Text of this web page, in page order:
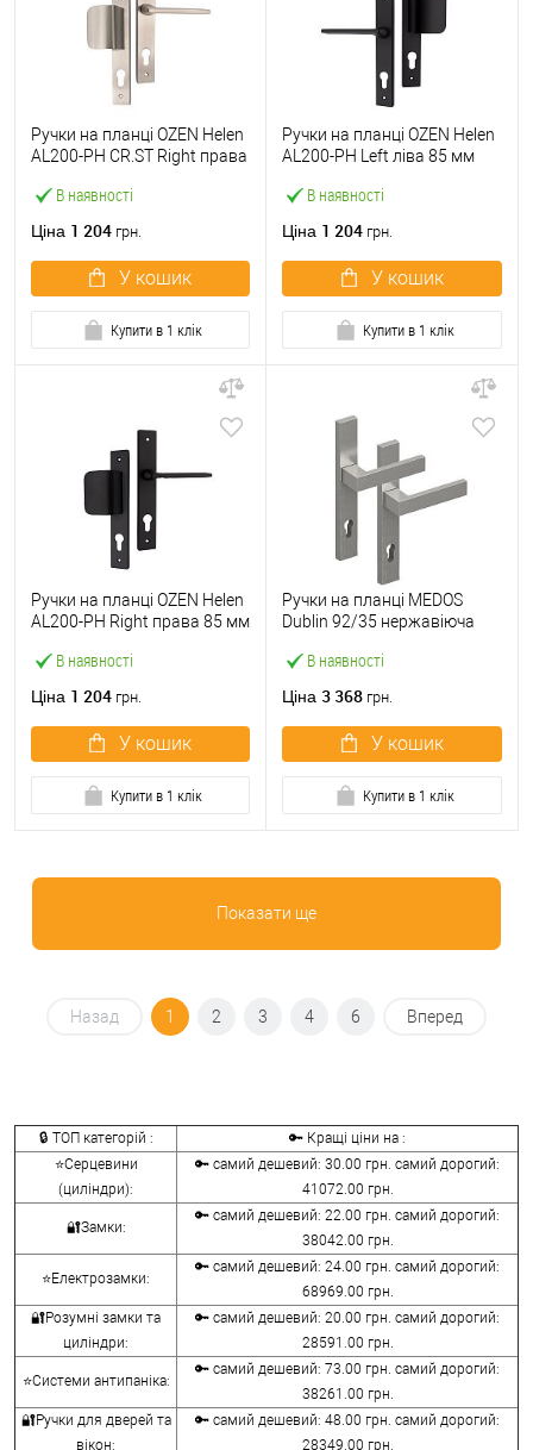
В наявності
Ручки на планці OZEN Helen
AL200-PH CR.ST Right права
сатин
Ціна 1 204 грн.
У кошик
Купити в 1 клік
В наявності
Ручки на планці OZEN Helen
AL200-PH Left ліва 85 мм
Ціна 1 204 грн.
У кошик
Купити в 1 клік
В наявності
Ручки на планці OZEN Helen
AL200-PH Right права 85 мм
Ціна 1 204 грн.
У кошик
Купити в 1 клік
В наявності
Ручки на планці MEDOS
Dublin 92/35 нержавіюча
Ціна 3 368 грн.
У кошик
Купити в 1 клік
Показати ще
Назад 1 2 3 4 6 Вперед
🔒 ТОП категорій :
🔑 Кращі ціни на :
⭐Серцевини
(циліндри):
🔑 самий дешевий: 30.00 грн. самий дорогий:
41072.00 грн.
🔐Замки:
🔑 самий дешевий: 22.00 грн. самий дорогий:
38042.00 грн.
⭐Електрозамки:
🔑 самий дешевий: 24.00 грн. самий дорогий:
68969.00 грн.
🔐Розумні замки та
циліндри:
🔑 самий дешевий: 20.00 грн. самий дорогий:
28591.00 грн.
⭐Системи антипаніка:
🔑 самий дешевий: 73.00 грн. самий дорогий:
38261.00 грн.
🔐Ручки для дверей та
вікон:
🔑 самий дешевий: 48.00 грн. самий дорогий:
28349.00 грн.